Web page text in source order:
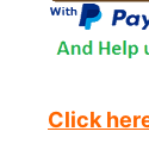
Click